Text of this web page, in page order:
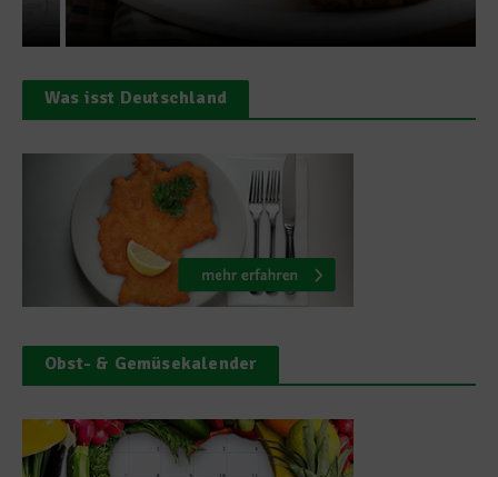
Was isst Deutschland
Obst- & Gemüsekalender